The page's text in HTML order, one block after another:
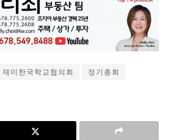
재미한국학교협의회
정기총회